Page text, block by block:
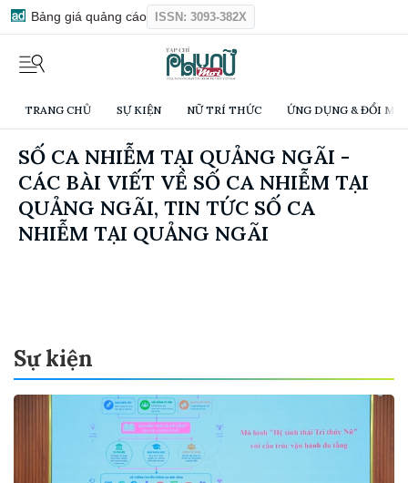
Bảng giá quảng cáo ISSN: 3093-382X
TRANG CHỦ SỰ KIỆN NỮ TRÍ THỨC ỨNG DỤNG & ĐỔI
SỐ CA NHIỄM TẠI QUẢNG NGÃI -
CÁC BÀI VIẾT VỀ SỐ CA NHIỄM TẠI
QUẢNG NGÃI, TIN TỨC SỐ CA
NHIỄM TẠI QUẢNG NGÃI
Sự kiện